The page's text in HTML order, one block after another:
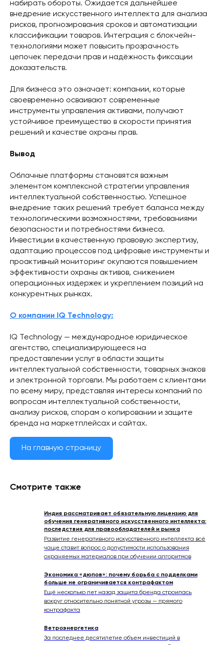
набирать обороты. Ожидается дальнейшее
внедрение искусственного интеллекта для анализа
рисков, прогнозирования сроков и автоматизации
классификации товаров. Интеграция с блокчейн-
технологиями может повысить прозрачность
цепочек передачи прав и надёжность фиксации
доказательств.
Для бизнеса это означает: компании, которые
своевременно осваивают современные
инструменты управления активами, получают
устойчивое преимущество в скорости принятия
решений и качестве охраны прав.
Вывод
Облачные платформы становятся важным
элементом комплексной стратегии управления
интеллектуальной собственностью. Успешное
внедрение таких решений требует баланса между
технологическими возможностями, требованиями
безопасности и потребностями бизнеса.
Инвестиции в качественную правовую экспертизу,
адаптацию процессов под цифровые инструменты и
проактивный мониторинг окупаются повышением
эффективности охраны активов, снижением
операционных издержек и укреплением позиций на
конкурентных рынках.
О компании IQ Technology:
IQ Technology — международное юридическое
агентство, специализирующееся на
предоставлении услуг в области защиты
интеллектуальной собственности, товарных знаков
и электронной торговли. Мы работаем с клиентами
по всему миру, представляя интересы компаний по
вопросам интеллектуальной собственности,
анализу рисков, спорам о копировании и защите
бренда на маркетплейсах и сайтах.
На главную страницу
Смотрите также
Индия рассматривает обязательную лицензию для
обучения генеративного искусственного интеллекта:
последствия для правообладателей и рынка
Развитие генеративного искусственного интеллекта всё
чаще ставит вопрос о допустимости использования
охраняемых материалов при обучении алгоритмов
Экономика «дюпов»: почему борьба с подделками
больше не ограничивается контрафактом
Ещё несколько лет назад защита бренда строилась
вокруг относительно понятной угрозы — прямого
контрафакта
Ветроэнергетика
За последнее десятилетие объем инвестиций в